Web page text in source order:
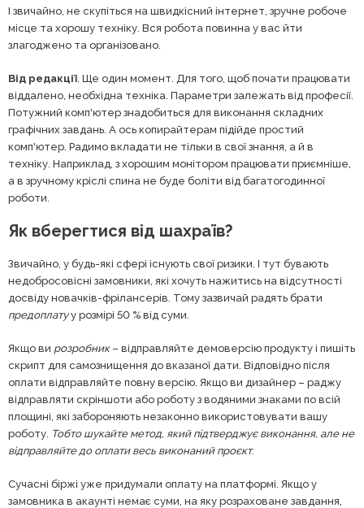
І звичайно, не скупіться на швидкісний інтернет, зручне робоче
місце та хорошу техніку. Вся робота повинна у вас йти
злагоджено та організовано.
Від редакції . Ще один момент. Для того, щоб почати працювати
віддалено, необхідна техніка. Параметри залежать від професії.
Потужний комп'ютер знадобиться для виконання складних
графічних завдань. А ось копирайтерам підійде простий
комп'ютер. Радимо вкладати не тільки в свої знання, а й в
техніку. Наприклад, з хорошим монітором працювати приємніше,
а в зручному кріслі спина не буде боліти від багатогодинної
роботи.
Як вберегтися від шахраїв?
Звичайно, у будь-які сфері існують свої ризики. І тут бувають
недобросовісні замовники, які хочуть нажитись на відсутності
досвіду новачків-фрілансерів. Тому зазвичай радять брати
предоплатуу розмірі 50 % від суми.
Якщо ви розробник– відправляйте демоверсію продукту і пишіть
скрипт для самознищення до вказаної дати. Відповідно після
оплати відправляйте повну версію. Якщо ви дизайнер – раджу
відправляти скріншоти або роботу з водяними знаками по всій
площині, які забороняють незаконно використовувати вашу
роботу. Тобто шукайте метод, який підтверджує виконання, але не
відправляйте до оплати весь виконаний проєкт.
Сучасні біржі уже придумали оплату на платформі. Якщо у
замовника в акаунті немає суми, на яку розраховане завдання,